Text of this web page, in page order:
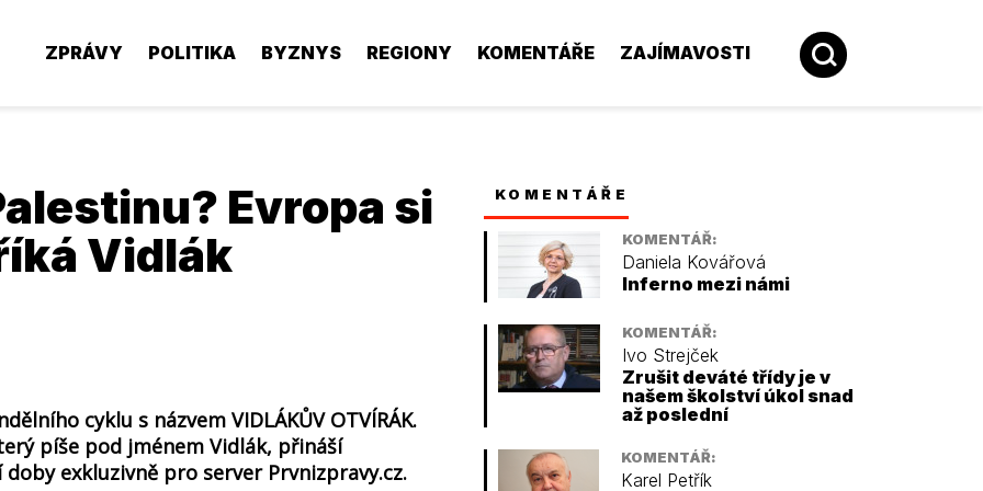
ZPRÁVY POLITIKA BYZNYS REGIONY KOMENTÁŘE ZAJÍMAVOSTI
Evropa si
Vidlák
cyklu s názvem VIDLÁKŮV OTVÍRÁK.
píše pod jménem Vidlák, přináší
exkluzivně pro server Prvnizpravy.cz.
KOMENTÁŘE
KOMENTÁŘ:
Daniela Kovářová
Inferno mezi námi
KOMENTÁŘ:
Ivo Strejček
Zrušit deváté třídy je v
našem školství úkol snad
až poslední
KOMENTÁŘ:
Karel Petřík